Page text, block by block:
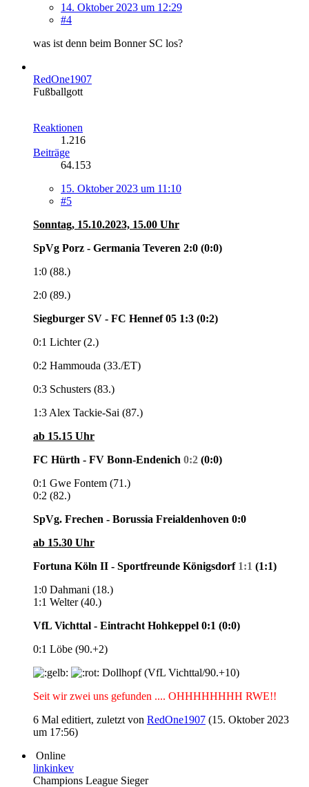
14. Oktober 2023 um 12:29
#4
was ist denn beim Bonner SC los?
RedOne1907
Fußballgott
Reaktionen
1.216
Beiträge
64.153
15. Oktober 2023 um 11:10
#5
Sonntag, 15.10.2023, 15.00 Uhr
SpVg Porz - Germania Teveren 2:0 (0:0)
1:0 (88.)
2:0 (89.)
Siegburger SV - FC Hennef 05 1:3 (0:2)
0:1 Lichter (2.)
0:2 Hammouda (33./ET)
0:3 Schusters (83.)
1:3 Alex Tackie-Sai (87.)
ab 15.15 Uhr
FC Hürth - FV Bonn-Endenich 0:2 (0:0)
0:1 Gwe Fontem (71.)
0:2 (82.)
SpVg. Frechen - Borussia Freialdenhoven 0:0
ab 15.30 Uhr
Fortuna Köln II - Sportfreunde Königsdorf 1:1 (1:1)
1:0 Dahmani (18.)
1:1 Welter (40.)
VfL Vichttal - Eintracht Hohkeppel 0:1 (0:0)
0:1 Löbe (90.+2)
Dollhopf (VfL Vichttal/90.+10)
Seit wir zwei uns gefunden .... OHHHHHHHH RWE!!
6 Mal editiert, zuletzt von RedOne1907 (15. Oktober 2023
um 17:56)
Online
linkinkev
Champions League Sieger